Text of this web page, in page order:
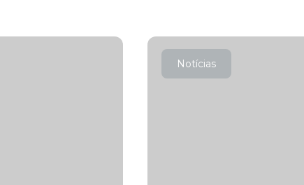
Notícias